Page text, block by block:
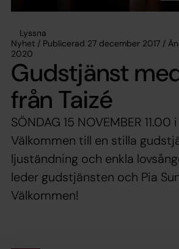
Lyssna
Nyhet / Publicerad 27 december 2017 /
2020
Gudstjänst
från Taizé
SÖNDAG 15 NOVEMBER
Välkommen till en stilla
ljuständning och enkla
leder gudstjänsten och Pia
Välkommen!